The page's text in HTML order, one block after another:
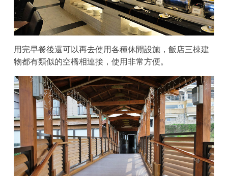
用完早餐後還可以再去使用各種休閒設施，飯店三棟建
物都有類似的空橋相連接，使用非常方便。